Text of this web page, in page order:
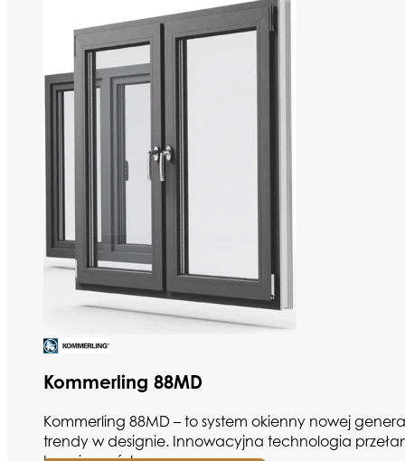
Kommerling 88MD
Kommerling 88MD – to system okienny nowej
trendy w designie. Innowacyjna technologia